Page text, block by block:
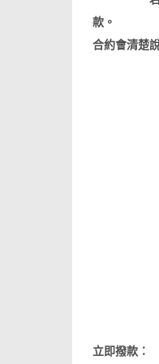
款。
合約會清楚
立即撥款：